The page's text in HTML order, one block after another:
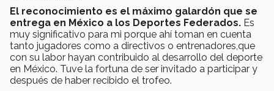
El reconocimiento es el máximo galardón que se
entrega en México a los Deportes Federados. Es
muy significativo para mi porque ahí toman en cuenta
tanto jugadores como a directivos o entrenadores,que
con su labor hayan contribuido al desarrollo del deporte
en México. Tuve la fortuna de ser invitado a participar y
después de haber recibido el trofeo.